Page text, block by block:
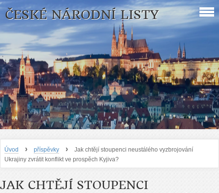
ČESKÉ NÁRODNÍ LISTY
Úvod › příspěvky ›
Jak chtějí stoupenci neustálého vyzbrojování
Ukrajiny zvrátit konflikt ve prospěch Kyjiva?
JAK CHTĚJÍ STOUPENCI